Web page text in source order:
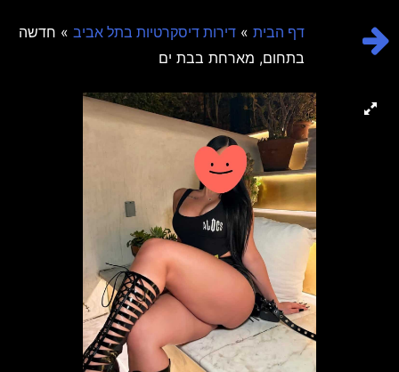
דף הבית» דירות דיסקרטיות בתל אביב» חדשה
בתחום, מארחת בבת ים